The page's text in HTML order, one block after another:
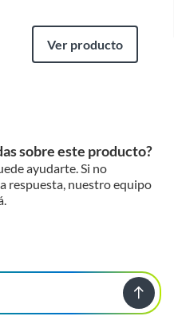
Ver producto
sobre este producto?
ayudarte. Si no
respuesta, nuestro equipo